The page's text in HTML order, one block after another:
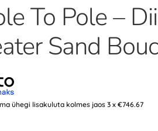
To Pole –
Sand
ühegi lisakuluta kolmes jaos 3 x €746.67